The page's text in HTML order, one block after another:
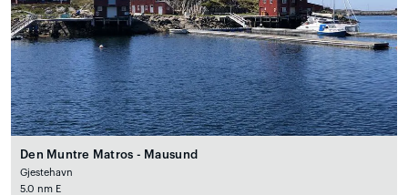
Den Muntre Matros - Mausund
Gjestehavn
5.0 nm E